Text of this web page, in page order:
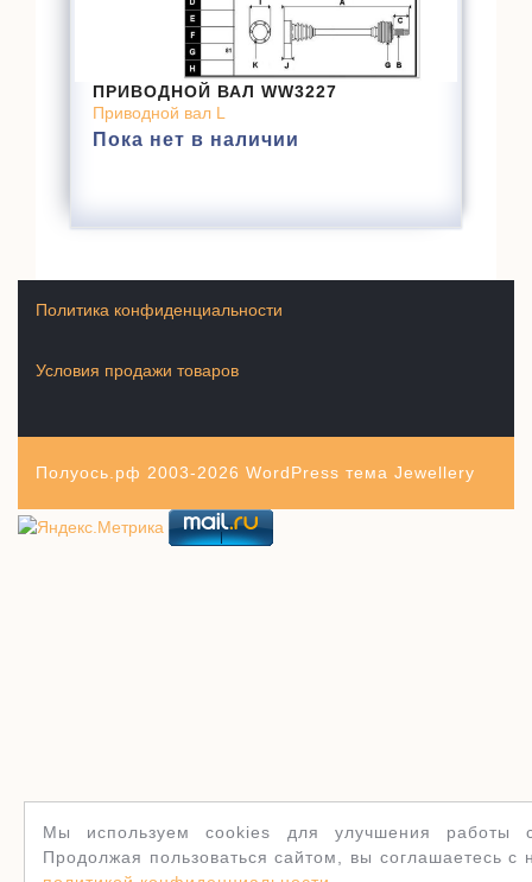
ПРИВОДНОЙ ВАЛ WW3227
Приводной вал L
Пока нет в наличии
Мы используем cookies для улучшения работы
Продолжая пользоваться сайтом, вы соглашаетесь с
Условия продажи товаров
Политика конфиденциальности
Полуось.рф 2003-2026 WordPress тема Jewellery